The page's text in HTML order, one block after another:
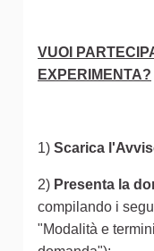
VUOI
EXPERIMENTA?
1) Scarica
2) Presenta la
compilando i
"Modalità e